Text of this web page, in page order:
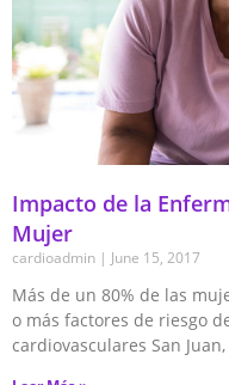
Impacto de la
Mujer
cardioadmin June 15, 2017
Más de un 80% de las
o más factores de riesgo
cardiovasculares San Juan,